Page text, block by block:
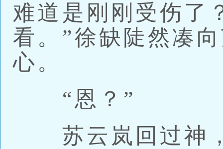
难道是刚刚受伤了
看。”徐缺陡然凑
心。
“恩？”
苏云岚回过神，